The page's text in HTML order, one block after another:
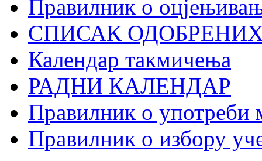
Правилник о
СПИСАК
Календар такмичења
РАДНИ КАЛЕНДАР
Правилник о употреби
Правилник о избору